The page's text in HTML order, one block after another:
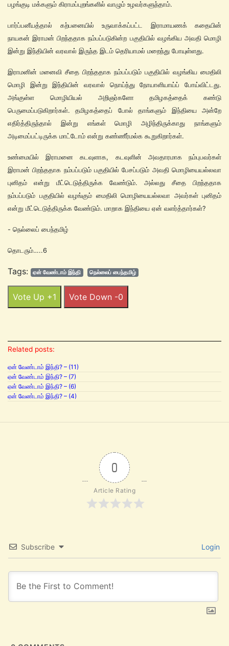
பழங்குடி மக்களும் கிராமப்புறங்களில் வாழும் உழவர்களுந்தாம்.
பார்ப்பனீயத்தால் கற்பனையில் உருவாக்கப்பட்ட இராமாயணக் கதையின்
நாயகன் இராமன் பிறந்ததாக நம்பப்படுகின்ற பகுதியில் வழங்கிய அவதி மொழி
இன்று இந்தியின் வரவால் இருந்த இடம் தெரியாமல் மறைந்து போயுள்ளது.
இராமனின் மனைவி சீதை பிறந்ததாக நம்பப்படும் பகுதியில் வழங்கிய மைதிலி
மொழி இன்று இந்தியின் வரவால் நொய்ந்து நோயாளியாய்ப் போய்விட்டது.
அங்குள்ள மொழியியல் அறிஞர்களோ தமிழகத்தைக் கண்டு
பெருமைப்படுகிறார்கள். தமிழகத்தைப் போல் தாங்களும் இந்தியை அன்றே
எதிர்த்திருந்தால் இன்று எங்கள் மொழி அழிந்திருக்காது நாங்களும்
அடிமைப்பட்டிருக்க மாட்டோம் என்று கண்ணீர்மல்க கூறுகிறார்கள்.
உண்மையில் இராமனை கடவுளாக, கடவுளின் அவதாரமாக நம்புபவர்கள்
இராமன் பிறந்ததாக நம்பப்படும் பகுதியில் பேசப்படும் அவதி மொழியையல்லவா
புனிதம் என்று மீட்டெடுத்திருக்க வேண்டும். அல்லது சீதை பிறந்ததாக
நம்பப்படும் பகுதியில் வழங்கும் மைதிலி மொழியையல்லவா அவர்கள் புனிதம்
என்று மீட்டெடுத்திருக்க வேண்டும். மாறாக இந்தியை ஏன் வளர்த்தார்கள்?
- நெல்லைப் பைந்தமிழ்
தொடரும்…..6
Tags: ஏன் வேண்டாம் இந்தி நெல்லைப் பைந்தமிழ்
Vote Up +1 Vote Down -0
Related posts:
ஏன் வேண்டாம் இந்தி? – (11)
ஏன் வேண்டாம் இந்தி? – (7)
ஏன் வேண்டாம் இந்தி? – (6)
ஏன் வேண்டாம் இந்தி? – (4)
0
Article Rating
Subscribe Login